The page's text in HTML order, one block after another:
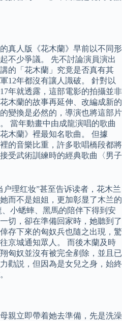
真人版《花木蘭》早前以不同形
不少爭議。 先不討論演員演出
的「花木蘭」究竟是否真有其
12年都沒有讓人識破。 針對以
年就透露，這部電影的拍攝並非
木蘭的故事再延伸、改編成新的
變換是必然的，導演也將這部片
當年動畫中由成龍演唱的歌曲
木蘭》裡最知名歌曲。 但據
的音樂比重，許多歌唱橋段都將
受武術訓練時的經典歌曲〈男子
理红妆”甚至告诉读者，花木兰
而不是姐姐，更加彰显了木兰的
小蟋蟀、黑馬的陪伴下得到安
切，卻在準備回家時，她聽到了
存下來的匈奴兵也隨之出現，驚
京城通知眾人。 而後木蘭及時
匈奴並沒有被完全剷除，並且已
勸説，但因為是女兒之身，始終
親立即帶着她去準備，先是洗澡